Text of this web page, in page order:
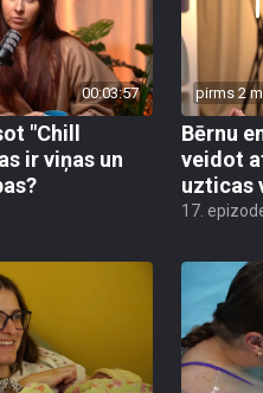
00:03:57
"Chill
ir viņas un
pirms 2
Bērnu
veidot
uzticas
17.